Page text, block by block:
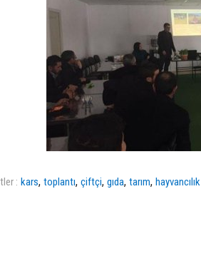
: kars,toplantı,çiftçi,gıda,tarım,hayvancılık